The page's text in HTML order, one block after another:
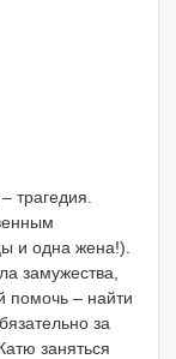
трагедия.
и одна жена!).
замужества,
помочь – найти
за
заняться